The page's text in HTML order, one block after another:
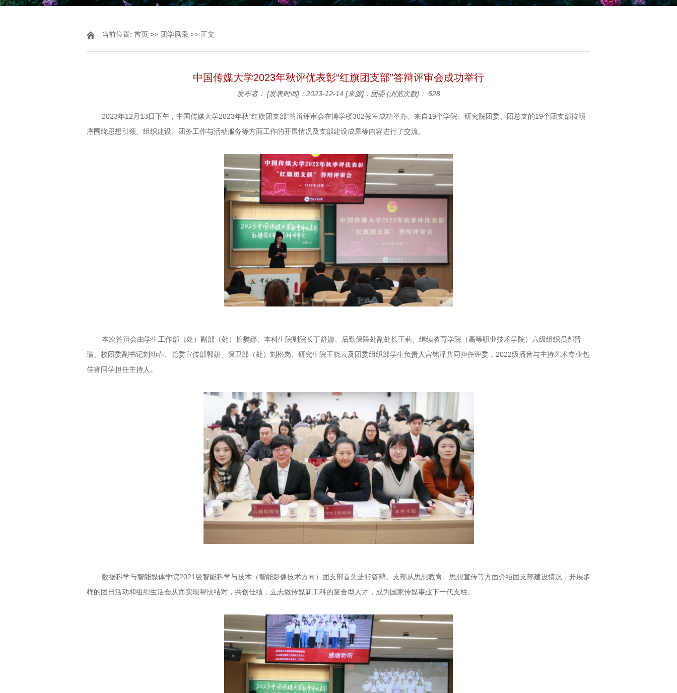
当前位置: 首页 >> 团学风采 >> 正文
中国传媒大学2023年秋评优表彰“红旗团支部”答辩评审会成功举行
发布者： [发表时间]：2023-12-14 [来源]：团委[浏览次数]： 628
2023年12月13日下午，中国传媒大学2023年秋“红旗团支部”答辩评审会在博学楼302教室成功举办。来自19个学院、研究院团委、团总支的19个团支部按顺
序围绕思想引领、组织建设、团务工作与活动服务等方面工作的开展情况及支部建设成果等内容进行了交流。
本次答辩会由学生工作部（处）副部（处）长樊娜、本科生院副院长丁舒姗、后勤保障处副处长王莉、继续教育学院（高等职业技术学院）六级组织员郝晋
瑜、校团委副书记刘幼春、党委宣传部郭妍、保卫部（处）刘松岗、研究生院王晓云及团委组织部学生负责人宫铭泽共同担任评委，2022级播音与主持艺术专业包
佳睿同学担任主持人。
数据科学与智能媒体学院2021级智能科学与技术（智能影像技术方向）团支部首先进行答辩。支部从思想教育、思想宣传等方面介绍团支部建设情况，开展多
样的团日活动和组织生活会从而实现帮扶结对，共创佳绩，立志做传媒新工科的复合型人才，成为国家传媒事业下一代支柱。